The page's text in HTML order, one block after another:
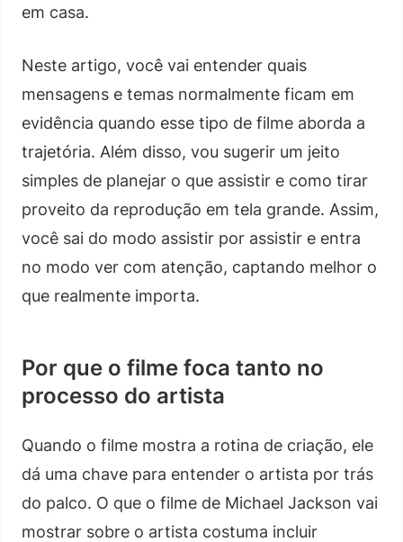
em casa.
Neste artigo, você vai entender quais
mensagens e temas normalmente ficam em
evidência quando esse tipo de filme aborda a
trajetória. Além disso, vou sugerir um jeito
simples de planejar o que assistir e como tirar
proveito da reprodução em tela grande. Assim,
você sai do modo assistir por assistir e entra
no modo ver com atenção, captando melhor o
que realmente importa.
Por que o filme foca tanto no
processo do artista
Quando o filme mostra a rotina de criação, ele
dá uma chave para entender o artista por trás
do palco. O que o filme de Michael Jackson vai
mostrar sobre o artista costuma incluir